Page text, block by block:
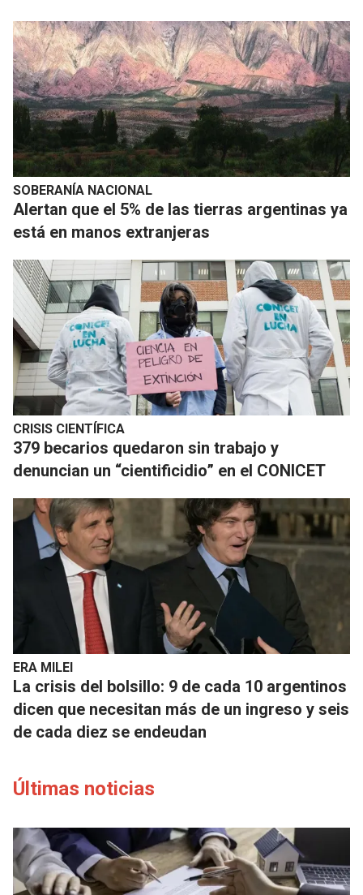
SOBERANÍA NACIONAL
Alertan que el 5% de las tierras argentinas ya
está en manos extranjeras
CRISIS CIENTÍFICA
379 becarios quedaron sin trabajo y
denuncian un “cientificidio” en el CONICET
ERA MILEI
La crisis del bolsillo: 9 de cada 10 argentinos
dicen que necesitan más de un ingreso y seis
de cada diez se endeudan
Últimas noticias